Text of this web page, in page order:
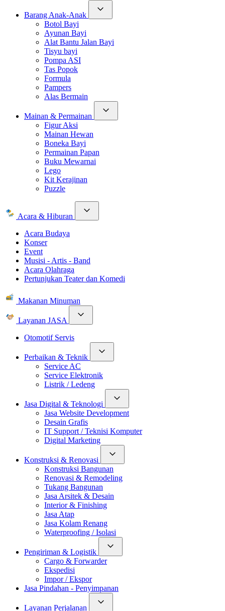
Barang Anak-Anak
Botol Bayi
Ayunan Bayi
Alat Bantu Jalan Bayi
Tisyu bayi
Pompa ASI
Tas Popok
Formula
Pampers
Alas Bermain
Mainan & Permainan
Figur Aksi
Mainan Hewan
Boneka Bayi
Permainan Papan
Buku Mewarnai
Lego
Kit Kerajinan
Puzzle
Acara & Hiburan
Acara Budaya
Konser
Event
Musisi - Artis - Band
Acara Olahraga
Pertunjukan Teater dan Komedi
Makanan Minuman
Layanan JASA
Otomotif Servis
Perbaikan & Teknik
Service AC
Service Elektronik
Listrik / Ledeng
Jasa Digital & Teknologi
Jasa Website Development
Desain Grafis
IT Support / Teknisi Komputer
Digital Marketing
Konstruksi & Renovasi
Konstruksi Bangunan
Renovasi & Remodeling
Tukang Bangunan
Jasa Arsitek & Desain
Interior & Finishing
Jasa Atap
Jasa Kolam Renang
Waterproofing / Isolasi
Pengiriman & Logistik
Cargo & Forwarder
Ekspedisi
Impor / Ekspor
Jasa Pindahan - Penyimpanan
Layanan Perjalanan